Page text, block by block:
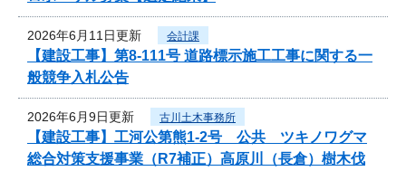
2026年6月11日更新 会計課
【建設工事】第8-111号 道路標示施工工事に関する一
般競争入札公告
2026年6月9日更新 古川土木事務所
【建設工事】工河公第熊1-2号 公共 ツキノワグマ
総合対策支援事業（R7補正）高原川（長倉）樹木伐